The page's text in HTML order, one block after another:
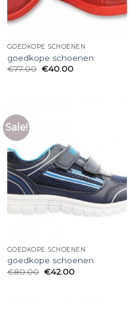
GOEDKOPE SCHOENEN
goedkope schoenen
€77.00 €40.00
Sale!
GOEDKOPE SCHOENEN
goedkope schoenen
€80.00 €42.00